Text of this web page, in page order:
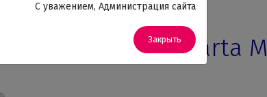
Артикул: MT-1466 Pearl
Фен-щетка Marta
C уважением, Администрация сайта
Закрыть